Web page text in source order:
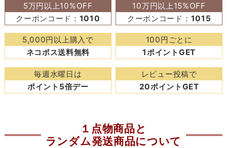
5万円以上10%OFF
クーポンコード： 1010
10万円以上15%OFF
クーポンコード： 1015
5,000円以上購入で
ネコポス送料無料
100円ごとに
1ポイントGET
毎週水曜日は
ポイント5倍デー
レビュー投稿で
20ポイントGET
１点物商品と
ランダム発送商品について